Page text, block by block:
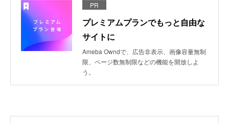
PR
プレミアムプランでもっと自由な
サイトに
Ameba Owndで、広告非表示、画像容量無制
限、ページ数無制限などの機能を開放しよ
う。